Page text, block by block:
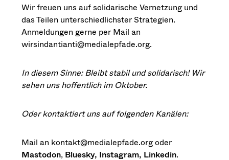
Wir freuen uns auf solidarische Vernetzung und
das Teilen unterschiedlichster Strategien.
Anmeldungen gerne per Mail an
wirsindantianti@medialepfade.org.
In diesem Sinne: Bleibt stabil und solidarisch! Wir
sehen uns hoffentlich im Oktober.
Oder kontaktiert uns auf folgenden Kanälen:
Mail an kontakt@medialepfade.orgoder
Mastodon, Bluesky, Instagram, Linkedin.